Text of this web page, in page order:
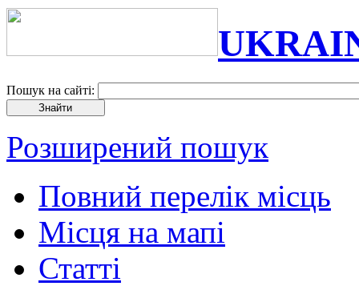
Пошук на сайті:
Розширений пошук
Повний перелік місць
Місця на мапі
Статті